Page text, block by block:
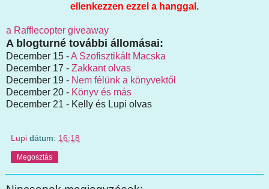
ellenkezzen ezzel a hanggal.
a Rafflecopter giveaway
A blogturné további állomásai:
December 15 -A Szofisztikált Macska
December 17 - Zakkant olvas
December 19 - Nem félünk a könyvektől
December 20 - Könyv és más
December 21 - Kelly és Lupi olvas
Lupi dátum: 16:18
Megosztás